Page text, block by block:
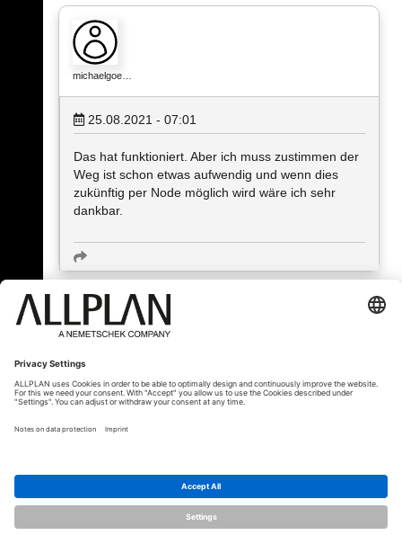
michaelgoe…
25.08.2021 - 07:01
Das hat funktioniert. Aber ich muss zustimmen der
Weg ist schon etwas aufwendig und wenn dies
zukünftig per Node möglich wird wäre ich sehr
dankbar.
ALLPLAN je součástí skupiny
Group